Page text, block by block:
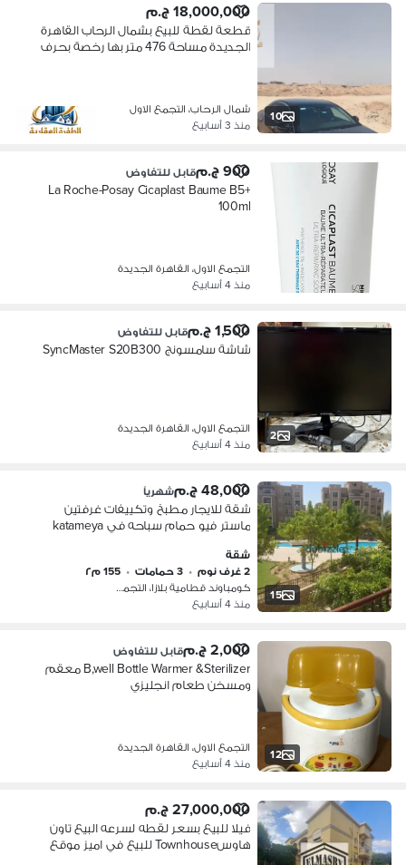
10
18,000,000 ج.م
قطعة لقطة للبيع بشمال الرحاب القاهرة
الجديدة مساحة 476 متر بها رخصة بحرف
شمال الرحاب، التجمع الاول
منذ 3 أسابيع
900 ج.م قابل للتفاوض
La Roche-Posay Cicaplast Baume B5+
100ml
التجمع الاول، القاهرة الجديدة
منذ 4 أسابيع
2
1,500 ج.م قابل للتفاوض
شاشة سامسونج SyncMaster S20B300
التجمع الاول، القاهرة الجديدة
منذ 4 أسابيع
15
48,000 ج.م شهرياً
شقة للايجار مطبخ وتكييفات غرفتين
ماستر فيو حمام سباحه في katameya
شقة
2 غرف نوم
• 3 حمامات • 155 م٢
كومباوند قطامية بلازا، التجمع الاول
منذ 4 أسابيع
12
2,000 ج.م قابل للتفاوض
B,well Bottle Warmer &Sterilizer معقم
ومسخن طعام انجليزي
التجمع الاول، القاهرة الجديدة
منذ 4 أسابيع
27,000,000 ج.م
فيلا للبيع بسعر لقطه لسرعه البيع تاون
هاوسTownhouse للبيع في اميز موقع